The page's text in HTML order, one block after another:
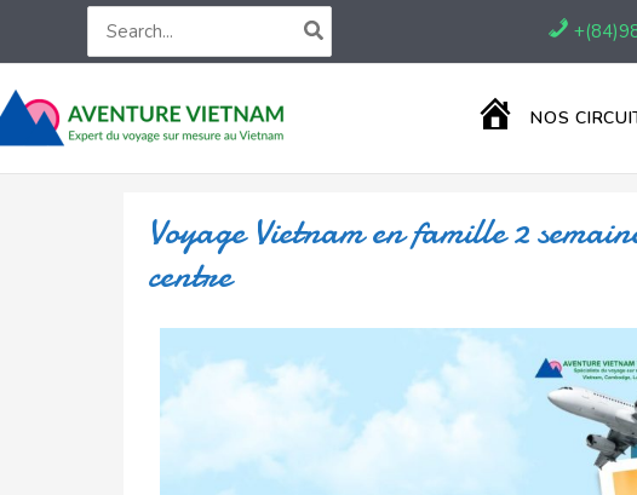
Search
for:
U
I
L
NOS
Voyage Vietnam en famille 2
centre